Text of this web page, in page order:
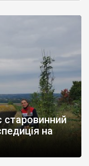
старовинний
на